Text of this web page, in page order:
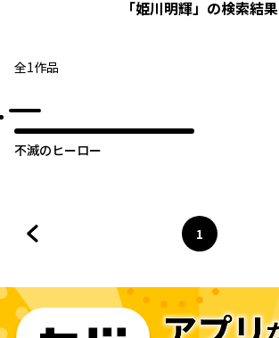
「姫川明輝」の検索結果
全1作品
不滅のヒーロー
ページ
1
へ